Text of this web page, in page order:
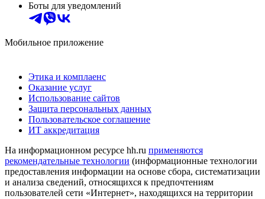
Боты для уведомлений
Мобильное приложение
Этика и комплаенс
Оказание услуг
Использование сайтов
Защита персональных данных
Пользовательское соглашение
ИТ аккредитация
На информационном ресурсе hh.ru применяются
рекомендательные технологии (информационные технологии
предоставления информации на основе сбора, систематизации
и анализа сведений, относящихся к предпочтениям
пользователей сети «Интернет», находящихся на территории